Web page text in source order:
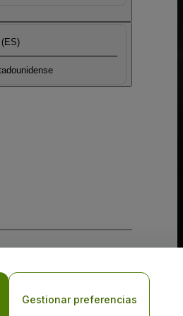
Gestionar preferencias